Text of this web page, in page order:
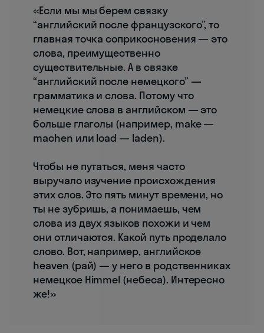
«Если мы мы берем связку
“английский после французского”, то
главная точка соприкосновения — это
слова, преимущественно
существительные. А в связке
“английский после немецкого” —
грамматика и слова. Потому что
немецкие слова в английском — это
больше глаголы (например, make —
machen или load — laden).
Чтобы не путаться, меня часто
выручало изучение происхождения
этих слов. Это пять минут времени, но
ты не зубришь, а понимаешь, чем
слова из двух языков похожи и чем
они отличаются. Какой путь проделало
слово. Вот, например, английское
heaven (рай) — у него в родственниках
немецкое Himmel (небеса). Интересно
же!»